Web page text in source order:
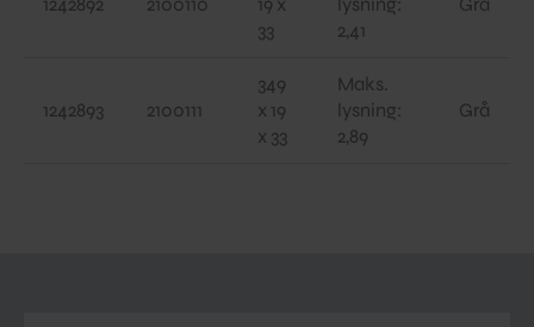
1242892 2100110
19 x
33
lysning:
2,41
Grå
1242893 2100111
349
x 19
x 33
Maks.
lysning:
2,89
Grå